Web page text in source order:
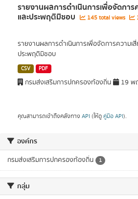
องค์กร
กรมส่งเสริมการปกครองท้องถิ่น 1
กลุ่ม
รายงานผลการดำเนินการเพื่อจัดกา
และประพฤติมิชอบ 145 total views
รายงานผลการดำเนินการเพื่อจัดการความเ
ประพฤติมิชอบ
CSV PDF
กรมส่งเสริมการปกครองท้องถิ่น 19 พ
คุณสามารถเข้าถึงคลังทาง API (ให้ดู คู่มือ API).